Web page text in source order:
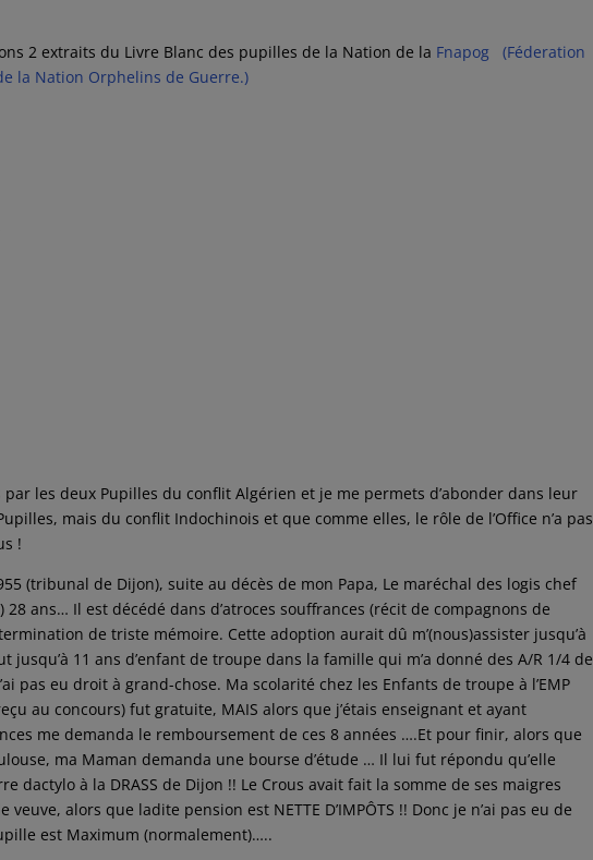
2 extraits du Livre Blanc des pupilles de la Nation de la Fnapog (Féderation
la Nation Orphelins de Guerre.)
par les deux Pupilles du conflit Algérien et je me permets d’abonder dans leur
mais du conflit Indochinois et que comme elles, le rôle de l’Office n’a pas
!
(tribunal de Dijon), suite au décès de mon Papa, Le maréchal des logis chef
ans… Il est décédé dans d’atroces souffrances (récit de compagnons de
de triste mémoire. Cette adoption aurait dû m’(nous)assister jusqu’à
jusqu’à 11 ans d’enfant de troupe dans la famille qui m’a donné des A/R 1/4 de
pas eu droit à grand-chose. Ma scolarité chez les Enfants de troupe à l’EMP
au concours) fut gratuite, MAIS alors que j’étais enseignant et ayant
me demanda le remboursement de ces 8 années ….Et pour finir, alors que
ma Maman demanda une bourse d’étude … Il lui fut répondu qu’elle
dactylo à la DRASS de Dijon !! Le Crous avait fait la somme de ses maigres
alors que ladite pension est NETTE D’IMPÔTS !! Donc je n’ai pas eu de
est Maximum (normalement)…..